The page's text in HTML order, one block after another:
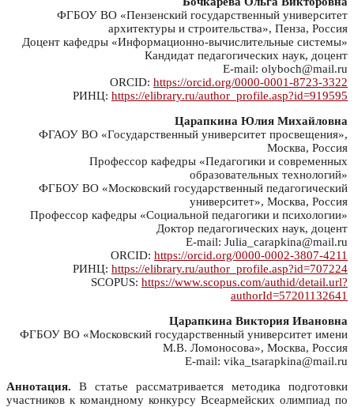
ФГБОУ ВО «Пензенский государственный университет
архитектуры и строительства», Пенза, Россия
Доцент кафедры «Информационно-вычислительные системы»
Кандидат педагогических наук, доцент
E-mail: olyboch@mail.ru
ORCID: https://orcid.org/0000-0001-8723-3322
РИНЦ: https://elibrary.ru/author_profile.asp?id=919595
Царапкина Юлия Михайловна
ФГАОУ ВО «Государственный университет просвещения»,
Москва, Россия
Профессор кафедры «Педагогики и современных
образовательных технологий»
ФГБОУ ВО «Московский государственный педагогический
университет», Москва, Россия
Профессор кафедры «Социальной педагогики и психологии»
Доктор педагогических наук, доцент
E-mail: Julia_carapkina@mail.ru
ORCID: https://orcid.org/0000-0002-3807-4211
РИНЦ: https://elibrary.ru/author_profile.asp?id=707224
SCOPUS: https://www.scopus.com/authid/detail.url?
authorId=57201132641
Царапкина Виктория Ивановна
ФГБОУ ВО «Московский государственный университет имени
М.В. Ломоносова», Москва, Россия
E-mail: vika_tsarapkina@mail.ru
Аннотация. В статье рассматривается методика подготовки
участников к командному конкурсу Всеармейских олимпиад по